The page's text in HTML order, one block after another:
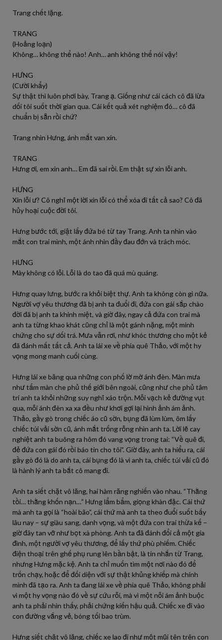
Trang chết lặng.
TRANG
(Hoảng loạn)
Không… không thể nào! Anh… anh không thể nói vậy!
HƯNG
(Cười khẩy)
Sự thật thì luôn phơi bày, Trang ạ. Giống như cái cách cô đã lừa
dối tôi suốt thời gian qua. Cái kết quả xét nghiệm đó… cô đã
chuẩn bị sẵn rồi chứ?
Trang nhìn Hưng, ánh mắt van xin.
TRANG
Hưng ơi, em xin anh… Em đã sai rồi. Em thật sự xin lỗi anh.
HƯNG
Xin lỗi ư? Cô nghĩ một lời xin lỗi có thể xóa đi tất cả sao? Cô đã
hủy hoại cuộc đời tôi.
Hưng bước tới, giật lấy đứa bé từ tay Trang. Anh ta nhìn vào
mắt con trai mình, một ánh nhìn đầy đau đớn và trách móc.
HƯNG
Mày không có lỗi. Lỗi là do tao đã quá mù quáng.
Hưng quay lưng, bước ra khỏi biệt thự. Anh ta không còn gì nữa.
Người vợ yêu thương đã bị anh ta đuổi đi, đứa con gái sắp chào
đời đã bị anh ta khinh miệt, và giờ đây, ngay cả đứa con trai mà
anh ta từng khao khát cũng chỉ là một gánh nặng, một minh
chứng cho sự dối trá. Mưa vẫn rơi, như khóc thương cho một kẻ
đã đánh mất tất cả. Anh ta lái xe về phía quê Thảo, với một hy
vọng mong manh cuối cùng.
Hưng lái xe băng qua những con phố lờ mờ ánh đèn. Màn mưa
như tấm màn che phủ thế giới bên ngoài, cũng như che phủ tâm
trí anh ta khỏi những suy nghĩ xáo trộn. Mỗi vạch kẻ đường vụt
qua, mỗi ánh đèn xa xa đều như khơi gợi lại hình ảnh ám ảnh.
Thảo, gầy gò trong chiếc áo cũ sờn, bụng đã lùm lùm, ôm lấy
chiếc túi vải sờn cũ, ánh mắt trống rỗng nhìn anh ta. Lời lẽ cay
nghiệt anh ta buông ra hôm đó vang vọng trong tai: “Về quê đi,
đẻ đứa con gái đó rồi báo tin cho tôi”. Giờ đây, anh ta hiểu ra, cái
gầy gò đó là do anh ta, cái bụng đó là vì anh ta, chiếc túi vải cũ đó
là hành lý anh ta bắt cô mang đi.
Anh ta siết chặt vô lăng, hai hàm răng nghiến vào nhau. “Thằng
tồi… thằng khốn nạn…” Hưng lẩm bẩm, giọng khàn đặc. Cái thứ
mà anh ta gọi là “hoài bão”, cái thứ mà anh ta theo đuổi suốt bấy
lâu nay – sự giàu sang, danh vọng, và một đứa con trai thừa kế –
giờ đây tan vỡ như bọt xà phòng. Anh ta đã đánh đổi cả một gia
đình, một người vợ yêu thương, để lấy thứ phù phiếm. Chiếc
điện thoại trên ghế phụ rung lên bần bật, là tin nhắn từ Trang,
nhưng Hưng mặc kệ. Anh ta chỉ muốn tìm một nơi nào đó để
trốn chạy, hoặc để đối diện với sự thật khủng khiếp mà chính
mình đã tạo ra. Anh ta đang lái xe về phía quê Thảo, không phải
vì một hy vọng nào đó về sự cứu rỗi, mà vì một nỗi ám ảnh buộc
anh ta phải nhìn thấy, phải chứng kiến hậu quả. Chiếc xe đi vào
con đường vắng vẻ, bóng tối bao trùm.
Hưng siết chặt vô lăng, chiếc xe lao đi như một mũi tên trên con